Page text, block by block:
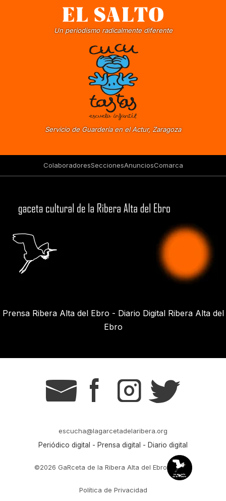
Un periodismo radicalmente diferente
Servicio de Guardería en el Actur, Zaragoza
ColaboradoresSeccionesAnunciosComarca
Prensa Ribera Alta del Ebro - Diario Digital Ribera Alta del
Ebro
g s t r
escucha@lagarcetadelaribera.org
Periódico digital - Prensa digital - Diario digital
©2026 GaRceta de la Ribera Alta del Ebro
Política de Privacidad